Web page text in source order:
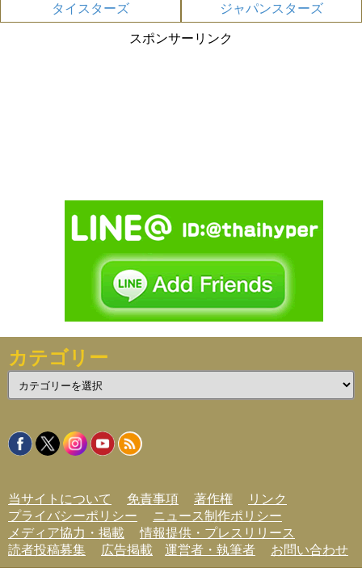
タイスターズ
ジャパンスターズ
スポンサーリンク
カテゴリー
テ
リ
ー
当サイトについて 免責事項 著作権
リンク
プライバシーポリシー
ニュース制作ポリシー
メディア協力・掲載
情報提供・プレスリリース
読者投稿募集
広告掲載 運営者・執筆者 お問い合わせ